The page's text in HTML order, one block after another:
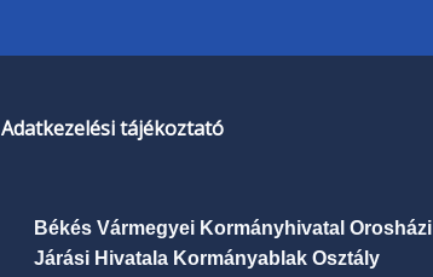
Adatkezelési tájékoztató
Békés Vármegyei Kormányhivatal Orosházi
Járási Hivatala Kormányablak Osztály